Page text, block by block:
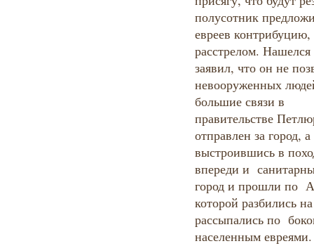
полусотник
евреев
расстрелом.
заявил, что он не
невооруженных
большие связи в
правительстве
отправлен за город,
выстроившись в
впереди и
город и прошли по
которой разбились
рассыпались по
населенным евреями.